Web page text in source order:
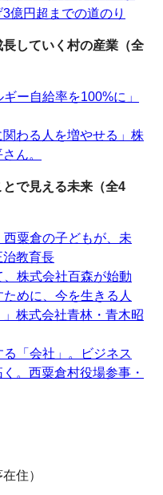
億円超までの道のり
していく村の産業（全
ー自給率を100%に」
関わる人を増やせる」株
ん。
で見える未来（全4
粟倉の子どもが、未
治教育長
株式会社百森が始動
ために、今を生きる人
株式会社青林・青木昭
「会社」。ビジネス
。西粟倉村役場参事・
住）